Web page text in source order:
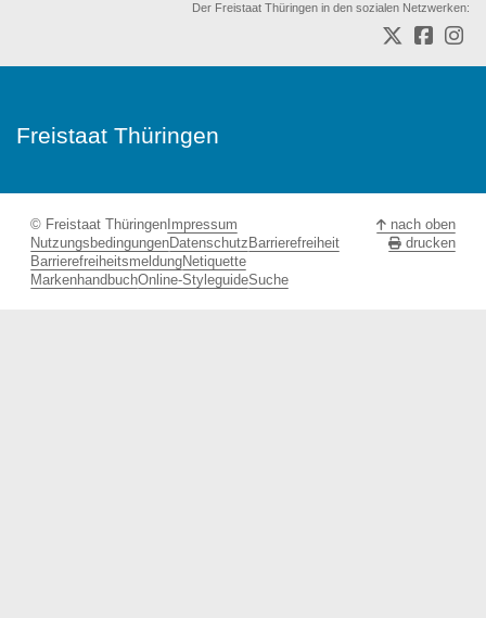
Der Freistaat Thüringen in den sozialen Netzwerken:
Freistaat Thüringen
© Freistaat Thüringen Impressum
NutzungsbedingungenDatenschutz Barrierefreiheit
BarrierefreiheitsmeldungNetiquette
MarkenhandbuchOnline-StyleguideSuche
nach oben
drucken